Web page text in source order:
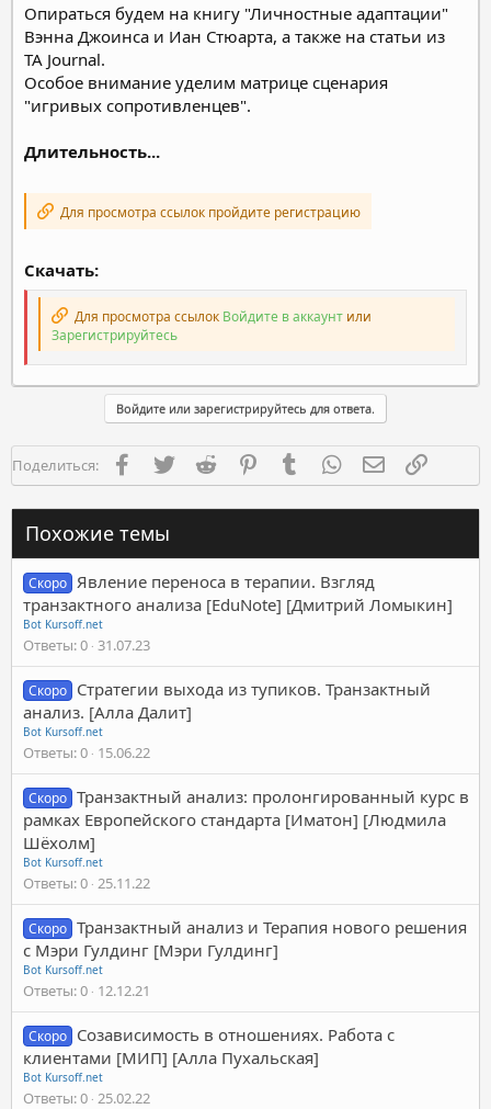
Опираться будем на книгу "Личностные адаптации"
Вэнна Джоинса и Иан Стюарта, а также на статьи из
TA Journal.
Особое внимание уделим матрице сценария
"игривых сопротивленцев".
Длительность...
Для просмотра ссылок пройдите регистрацию
Скачать:
Для просмотра ссылок Войдите в аккаунт или
Зарегистрируйтесь
Войдите или зарегистрируйтесь для ответа.
Поделиться: FacebookTwitter Reddit PinterestTumblr WhatsAppЭлектронная
Похожие темы
Скоро Явление переноса в терапии. Взгляд
транзактного анализа [EduNote] [Дмитрий Ломыкин]
Bot Kursoff.net
Ответы 0 31.07.23
Скоро Стратегии выхода из тупиков. Транзактный
анализ. [Алла Далит]
Bot Kursoff.net
Ответы 0 15.06.22
Скоро Транзактный анализ: пролонгированный курс в
рамках Европейского стандарта [Иматон] [Людмила
Шёхолм]
Bot Kursoff.net
Ответы 0 25.11.22
Скоро Транзактный анализ и Терапия нового решения
с Мэри Гулдинг [Мэри Гулдинг]
Bot Kursoff.net
Ответы 0 12.12.21
Скоро Созависимость в отношениях. Работа с
клиентами [МИП] [Алла Пухальская]
Bot Kursoff.net
Ответы 0 25.02.22